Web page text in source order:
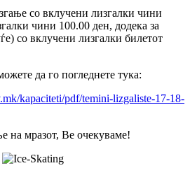
со вклучени лизгалки чини
чини 100.00 ден, додека за
со вклучени лизгалки билетот
да го погледнете тука:
kapaciteti/pdf/temini-lizgaliste-17-18-
на мразот, Ве очекуваме!